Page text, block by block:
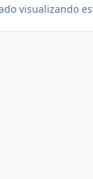
visualizando